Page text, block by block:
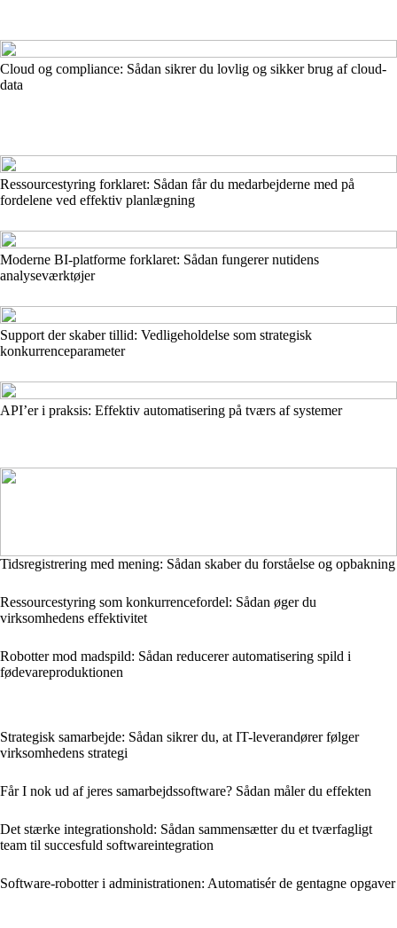
Cloud og compliance: Sådan sikrer du lovlig og sikker brug af cloud-
data
Ressourcestyring forklaret: Sådan får du medarbejderne med på
fordelene ved effektiv planlægning
Moderne BI-platforme forklaret: Sådan fungerer nutidens
analyseværktøjer
Support der skaber tillid: Vedligeholdelse som strategisk
konkurrenceparameter
API’er i praksis: Effektiv automatisering på tværs af systemer
Tidsregistrering med mening: Sådan skaber du forståelse og opbakning
Ressourcestyring som konkurrencefordel: Sådan øger du
virksomhedens effektivitet
Robotter mod madspild: Sådan reducerer automatisering spild i
fødevareproduktionen
Strategisk samarbejde: Sådan sikrer du, at IT-leverandører følger
virksomhedens strategi
Får I nok ud af jeres samarbejdssoftware? Sådan måler du effekten
Det stærke integrationshold: Sådan sammensætter du et tværfagligt
team til succesfuld softwareintegration
Software-robotter i administrationen: Automatisér de gentagne opgaver